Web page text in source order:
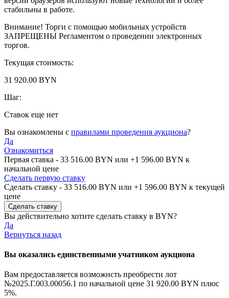
стабильны в работе.
Внимание! Торги с помощью мобильных устройств
ЗАПРЕЩЕНЫ Регламентом о проведении электронных
торгов.
Текущая стоимость:
31 920.00 BYN
Шаг:
Ставок еще нет
Вы ознакомлены с правилами проведения аукциона?
Да
Ознакомиться
Первая ставка - 33 516.00 BYN или +1 596.00 BYN к
начальной цене
Сделать первую ставку
Сделать ставку - 33 516.00 BYN или +1 596.00 BYN к текущей
цене
Вы действительно хотите сделать ставку в BYN?
Да
Вернуться назад
Вы оказались единственными учатником аукциона
Вам предоставляется возможнсть преобрести лот
№2025.Г.003.00056.1 по начальной цене 31 920.00 BYN плюс
5%.